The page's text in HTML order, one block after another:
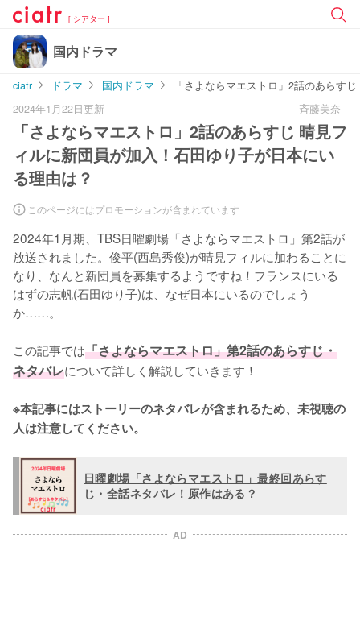
[ シアター ]
国内ドラマ
ciatr ドラマ 国内ドラマ
「さよならマエストロ」2話のあらす
2024年1月22日更新
斉藤美奈
「さよならマエストロ」2話のあらすじ 晴見フ
ィルに新団員が加入！石田ゆり子が日本にい
る理由は？
このページにはプロモーションが含まれています
2024年1月期、TBS日曜劇場「さよならマエストロ」第2話が
放送されました。俊平(西島秀俊)が晴見フィルに加わることに
なり、なんと新団員を募集するようですね！フランスにいる
はずの志帆(石田ゆり子)は、なぜ日本にいるのでしょう
か……。
この記事では「さよならマエストロ」第2話のあらすじ・
ネタバレについて詳しく解説していきます！
※本記事にはストーリーのネタバレが含まれるため、未視聴の
人は注意してください。
日曜劇場「さよならマエストロ」最終回あらす
じ・全話ネタバレ！原作はある？
AD